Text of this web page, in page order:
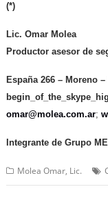
(*)
Lic. Omar Molea
Productor asesor de
España 266 – Moreno
omar@molea.com.ar;
Integrante deGrupo
Molea Omar, Lic.